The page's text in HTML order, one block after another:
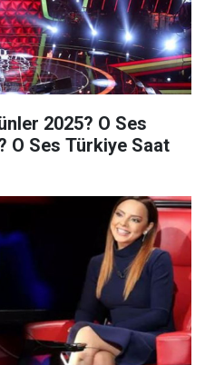
2025? O Ses
O Ses Türkiye Saat